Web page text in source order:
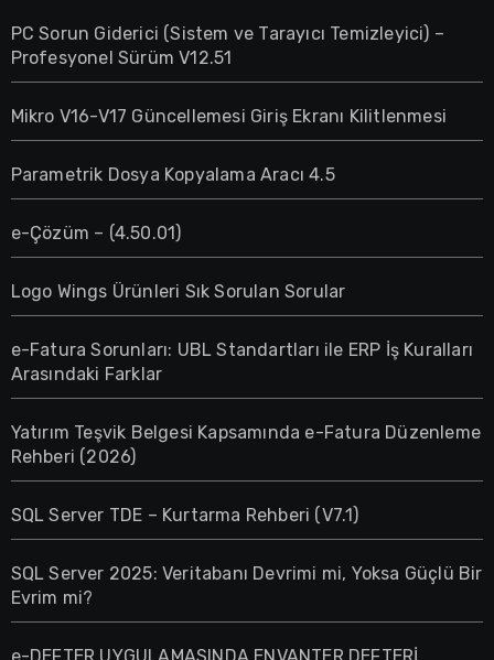
PC Sorun Giderici (Sistem ve Tarayıcı Temizleyici) –
Profesyonel Sürüm V12.51
Mikro V16-V17 Güncellemesi Giriş Ekranı Kilitlenmesi
Parametrik Dosya Kopyalama Aracı 4.5
e-Çözüm – (4.50.01)
Logo Wings Ürünleri Sık Sorulan Sorular
e-Fatura Sorunları: UBL Standartları ile ERP İş Kuralları
Arasındaki Farklar
Yatırım Teşvik Belgesi Kapsamında e-Fatura Düzenleme
Rehberi (2026)
SQL Server TDE – Kurtarma Rehberi (V7.1)
SQL Server 2025: Veritabanı Devrimi mi, Yoksa Güçlü Bir
Evrim mi?